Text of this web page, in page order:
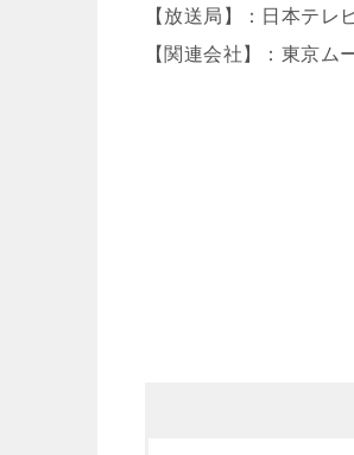
【放送局】：日本テレ
【関連会社】：東京